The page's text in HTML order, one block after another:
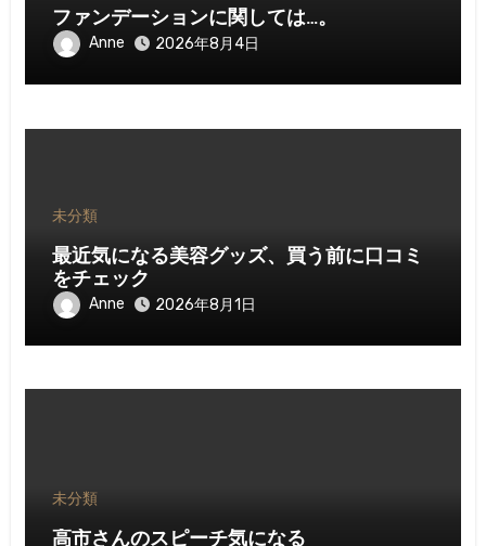
ファンデーションに関しては…。
Anne 2026年8月4日
未分類
最近気になる美容グッズ、買う前に口コミ
をチェック
Anne 2026年8月1日
未分類
高市さんのスピーチ気になる